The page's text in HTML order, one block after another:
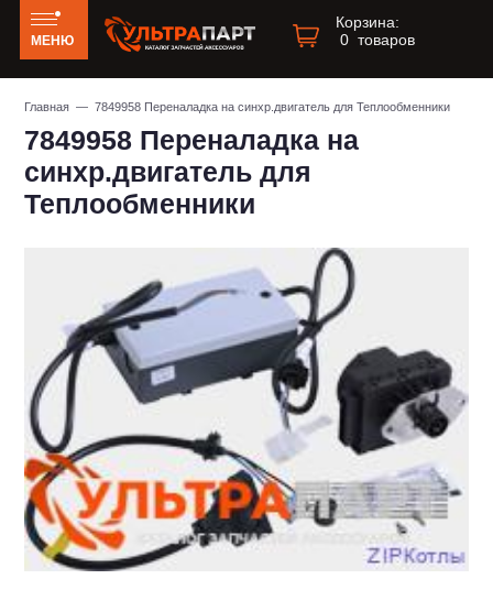
МЕНЮ
Корзина:
0 товаров
Главная — 7849958 Переналадка на синхр.двигатель для Теплообменники
7849958 Переналадка на
синхр.двигатель для
Теплообменники